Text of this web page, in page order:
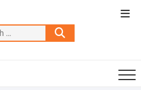
Search
…